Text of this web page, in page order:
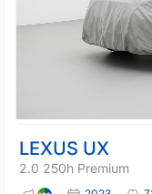
LEXUS UX
2.0 250h Premium